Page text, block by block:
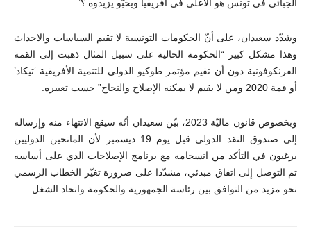
الجبائي في تونس هو الأعلى في افريقيا ويحبّو يزيدوه ؟”
وشدّد سعيدان، على أنّ الحكومات التونسية لا تقيم السياسات والاحداث
وهذا مشكل كبير “الحكومة الحالية على سبيل المثال ذهبت إلى القمة
الفرنكوفونية دون أن تقيم مؤتمر طوكيو الدولي للتنمية الأفريقية ‘تيكاد’
أو قمة 2020 ومن لا يقيم لا يمكنه الإصلاح والنجاح” حسب تعبيره.
وبخصوص قانون ماليّة 2023، بيّن سعيدان أنّه سيقع الانتهاء منه وإرساله
إلى صندوق النقد الدولي قبل يوم 19 ديسمبر لأن المانحين الدوليين
يرغبون في التأكد من انسجامه مع برنامج الإصلاحات الذي على أساسه
تم التوصل إلى اتفاق مبدئي، مشدّدا على ضرورة تغيّر الخطاب الرسمي
نحو مزيد من التوافق بين رئاسة الجمهورية والحكومة واتحاد الشغل.